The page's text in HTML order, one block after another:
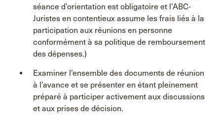
séance d’orientation est obligatoire et l’ABC-
Juristes en contentieux assume les frais liés à la
participation aux réunions en personne
conformément à sa politique de remboursement
des dépenses.)
Examiner l’ensemble des documents de réunion
à l’avance et se présenter en étant pleinement
préparé à participer activement aux discussions
et aux prises de décision.